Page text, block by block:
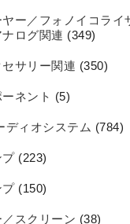
ー／フォノイコライ
ログ関連 (349)
サリー関連 (350)
ネント (5)
ディオシステム (784)
プ(223)
プ(150)
スクリーン (38)